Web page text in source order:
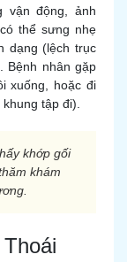
vận động, ảnh
thể sưng nhẹ
dạng (lệch trục
Bệnh nhân gặp
xuống, hoặc đi
tập đi).
khớp gối
khám